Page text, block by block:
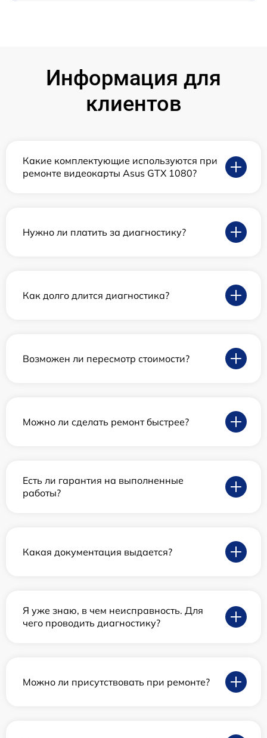
Информация для
клиентов
Какие комплектующие используются при
ремонте видеокарты Asus GTX 1080?
Нужно ли платить за диагностику?
Как долго длится диагностика?
Возможен ли пересмотр стоимости?
Можно ли сделать ремонт быстрее?
Есть ли гарантия на выполненные
работы?
Какая документация выдается?
Я уже знаю, в чем неисправность. Для
чего проводить диагностику?
Можно ли присутствовать при ремонте?